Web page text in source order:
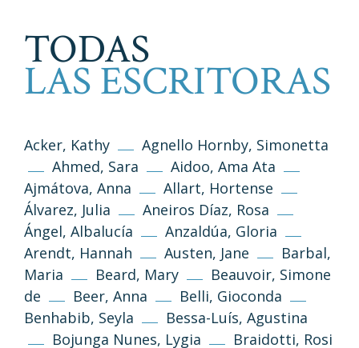
TODAS
LAS ESCRITORAS
Acker, Kathy
Agnello Hornby, Simonetta
Ahmed, Sara
Aidoo, Ama Ata
Ajmátova, Anna
Allart, Hortense
Álvarez, Julia
Aneiros Díaz, Rosa
Ángel, Albalucía
Anzaldúa, Gloria
Arendt, Hannah
Austen, Jane
Barbal,
Maria
Beard, Mary
Beauvoir, Simone
de
Beer, Anna
Belli, Gioconda
Benhabib, Seyla
Bessa-Luís, Agustina
Bojunga Nunes, Lygia
Braidotti, Rosi